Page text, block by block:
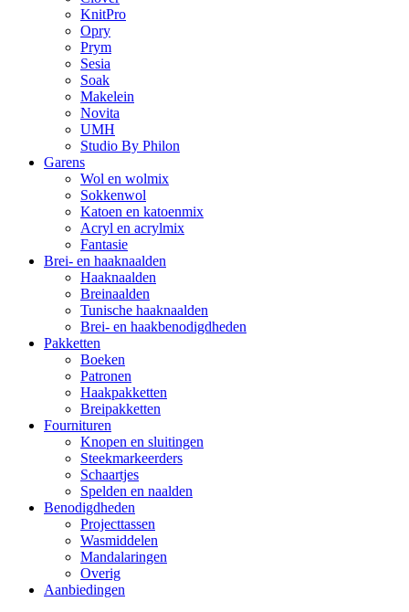
KnitPro
Opry
Prym
Sesia
Soak
Makelein
Novita
UMH
Studio By Philon
Garens
Wol en wolmix
Sokkenwol
Katoen en katoenmix
Acryl en acrylmix
Fantasie
Brei- en haaknaalden
Haaknaalden
Breinaalden
Tunische haaknaalden
Brei- en haakbenodigdheden
Pakketten
Boeken
Patronen
Haakpakketten
Breipakketten
Fournituren
Knopen en sluitingen
Steekmarkeerders
Schaartjes
Spelden en naalden
Benodigdheden
Projecttassen
Wasmiddelen
Mandalaringen
Overig
Aanbiedingen